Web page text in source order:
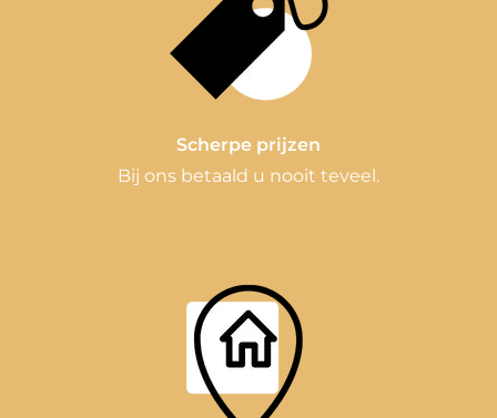
Scherpe prijzen
Bij ons betaald u nooit teveel.